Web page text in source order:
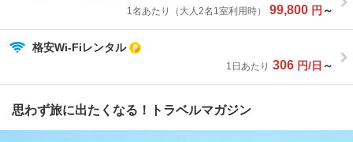
1名あたり（大人2名1室利用時） 99,800 円 ～
格安Wi-Fiレンタル
1日あたり 306 円/日 ～
思わず旅に出たくなる！トラベルマガジン